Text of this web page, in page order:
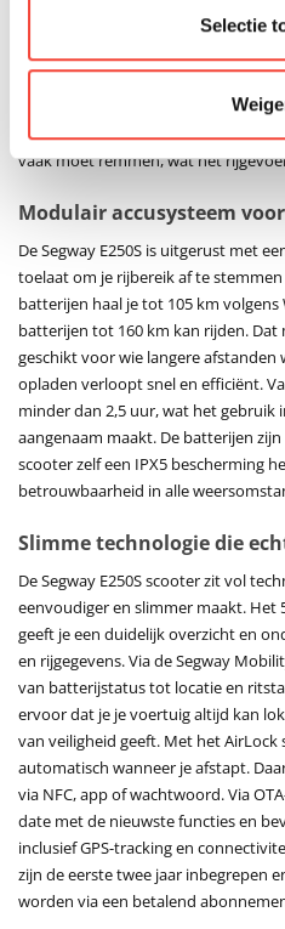
Selectie
warmteafvoer, wat de prestaties
houdt. Met een topsnelheid tot 90
duidelijk in een hogere categorie.
je zelf hoe je rijdt, van efficiënt tot
met energieterugwinning zorgt
vaak moet remmen, wat het
Modulair accusysteem
De Segway E250S is uitgerust met
toelaat om je rijbereik af te
batterijen haal je tot 105 km volgens
batterijen tot 160 km kan rijden.
geschikt voor wie langere afstanden
opladen verloopt snel en efficiënt.
minder dan 2,5 uur, wat het gebruik
aangenaam maakt. De batterijen
scooter zelf een IPX5 bescherming
betrouwbaarheid in alle
Slimme technologie die
De Segway E250S scooter zit vol
eenvoudiger en slimmer maakt. Het
geeft je een duidelijk overzicht en
en rijgegevens. Via de Segway
van batterijstatus tot locatie en
ervoor dat je je voertuig altijd kan
van veiligheid geeft. Met het
automatisch wanneer je afstapt.
via NFC, app of wachtwoord. Via
date met de nieuwste functies en
inclusief GPS-tracking en
zijn de eerste twee jaar inbegrepen
worden via een betalend